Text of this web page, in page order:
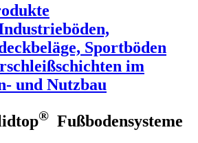
Sportböden
im
und Nutzbau
® Fußbodensysteme